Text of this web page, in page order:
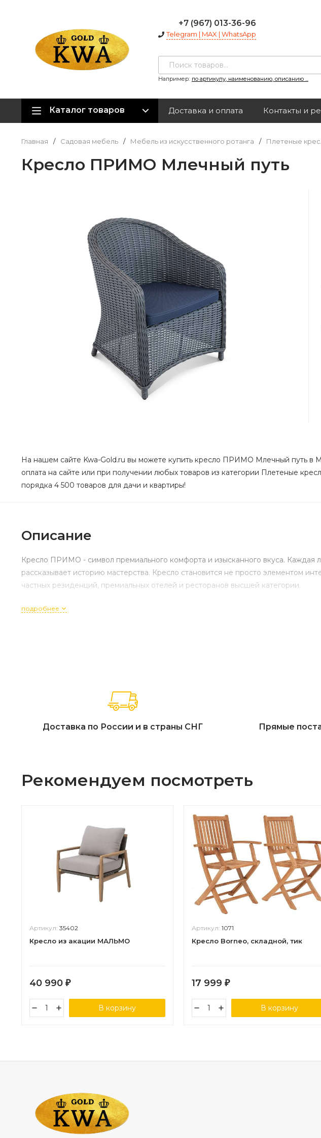
+7 (967) 013-36-96
Telegram | MAX | WhatsApp
Например: по артикулу, наименованию, описанию ...
Каталог товаров Доставка и оплата Контакты и
Главная / Садовая мебель / Мебель из искусственного ротанга / Плетеные
Кресло ПРИМО Млечный путь
На нашем сайте Kwa-Gold.ru вы можете купить кресло ПРИМО Млечный путь в
оплата на сайте или при получении любых товаров из категории Плетеные
порядка 4 500 товаров для дачи и квартиры!
Описание
Кресло ПРИМО - символ премиального комфорта и изысканного вкуса. Каждая
рассказывает историю мастерства. Кресло становится не просто элементом
частных резиденций, премиальных отелей и ресторанов высшей категории.
подробнее
Доставка по России и в страны СНГ Прямые
Рекомендуем посмотреть
Артикул: 35402
Кресло из акации МАЛЬМО
40 990 ₽
В корзину
Артикул: 1071
Кресло Borneo, складной, тик
17 999 ₽
В корзину